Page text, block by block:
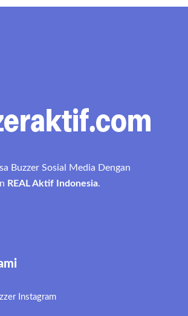
Buzzer Sosial Media Dengan
REAL Aktif Indonesia.
Instagram